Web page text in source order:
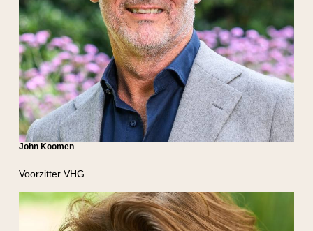
Voorzitter VHG
John Koomen